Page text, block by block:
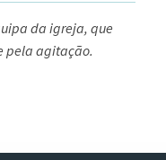
da igreja, que
pela agitação.